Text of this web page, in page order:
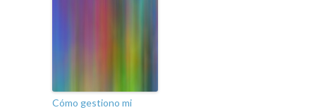
Cómo gestiono mi